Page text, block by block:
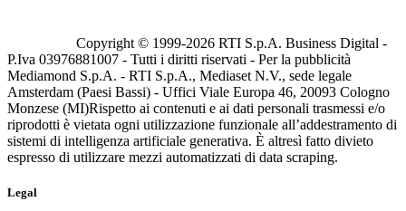
Copyright © 1999-2026 RTI S.p.A. Business Digital -
P.Iva 03976881007 - Tutti i diritti riservati - Per la pubblicità
Mediamond S.p.A. - RTI S.p.A., Mediaset N.V., sede legale
Amsterdam (Paesi Bassi) - Uffici Viale Europa 46, 20093 Cologno
Monzese (MI)Rispetto ai contenuti e ai dati personali trasmessi e/o
riprodotti è vietata ogni utilizzazione funzionale all’addestramento di
sistemi di intelligenza artificiale generativa. È altresì fatto divieto
espresso di utilizzare mezzi automatizzati di data scraping.
Legal